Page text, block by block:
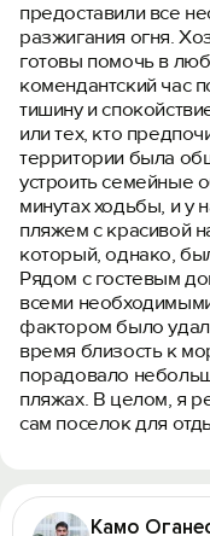
предоставили все
разжигания огня.
готовы помочь в
комендантский час
тишину и
или тех, кто
территории была
устроить семейные
минутах ходьбы, и
пляжем с красивой
который, однако,
Рядом с гостевым
всеми
фактором было
время близость к
порадовало
пляжах. В целом, я
сам поселок для
Камо